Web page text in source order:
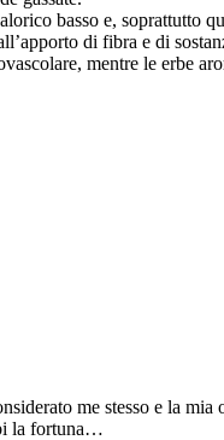
basso e, soprattutto
di fibra e di
mentre le erbe
me stesso e la
la fortuna…